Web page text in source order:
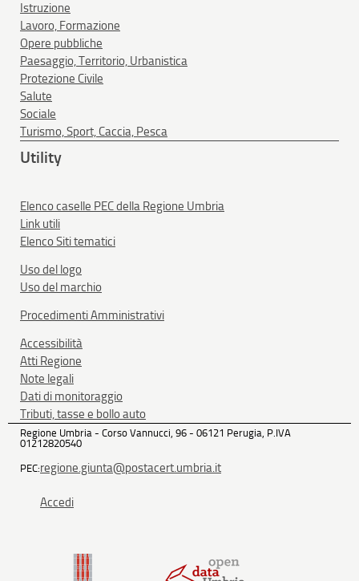
Istruzione
Lavoro, Formazione
Opere pubbliche
Paesaggio, Territorio, Urbanistica
Protezione Civile
Salute
Sociale
Turismo, Sport, Caccia, Pesca
Utility
Elenco caselle PEC della Regione Umbria
Link utili
Elenco Siti tematici
Uso del logo
Uso del marchio
Procedimenti Amministrativi
Accessibilità
Atti Regione
Note legali
Dati di monitoraggio
Tributi, tasse e bollo auto
Regione Umbria - Corso Vannucci, 96 - 06121 Perugia, P.IVA
01212820540
PEC:regione.giunta@postacert.umbria.it
Accedi